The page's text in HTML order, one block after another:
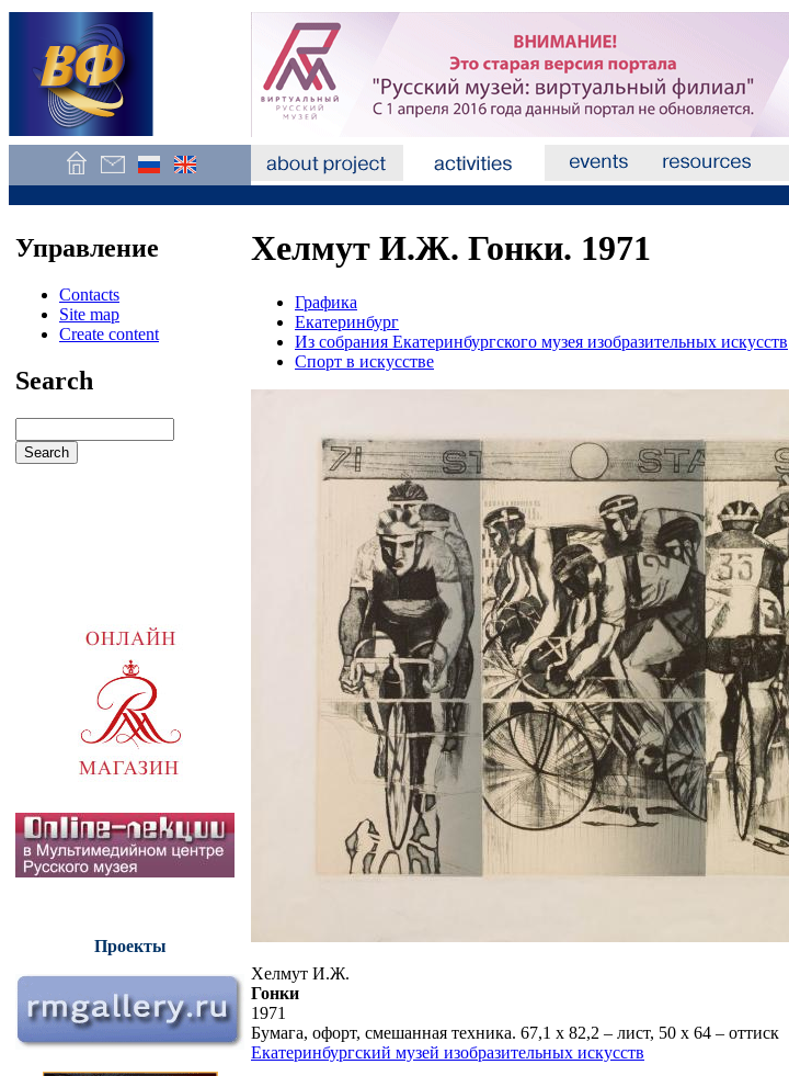
Управление
Contacts
Site map
Create content
Search
Проекты
Хелмут И.Ж. Гонки. 1971
Графика
Екатеринбург
Из собрания Екатеринбургского музея изобразительных искусств
Спорт в искусстве
Хелмут И.Ж.
Гонки
1971
Бумага, офорт, смешанная техника. 67,1 х 82,2 – лист, 50 х 64 – оттиск
Екатеринбургский музей изобразительных искусств